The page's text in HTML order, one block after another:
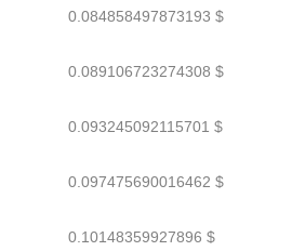
0.084858497873193 $
0.089106723274308 $
0.093245092115701 $
0.097475690016462 $
0.10148359927896 $